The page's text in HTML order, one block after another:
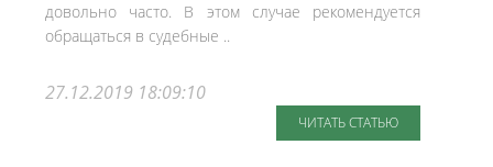
довольно часто. В этом случае рекомендуется
обращаться в судебные ..
27.12.2019 18:09:10
ЧИТАТЬ СТАТЬЮ